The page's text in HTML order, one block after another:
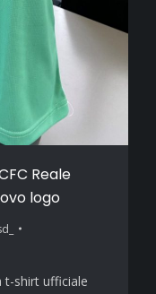
Reale
logo
t-shirt ufficiale